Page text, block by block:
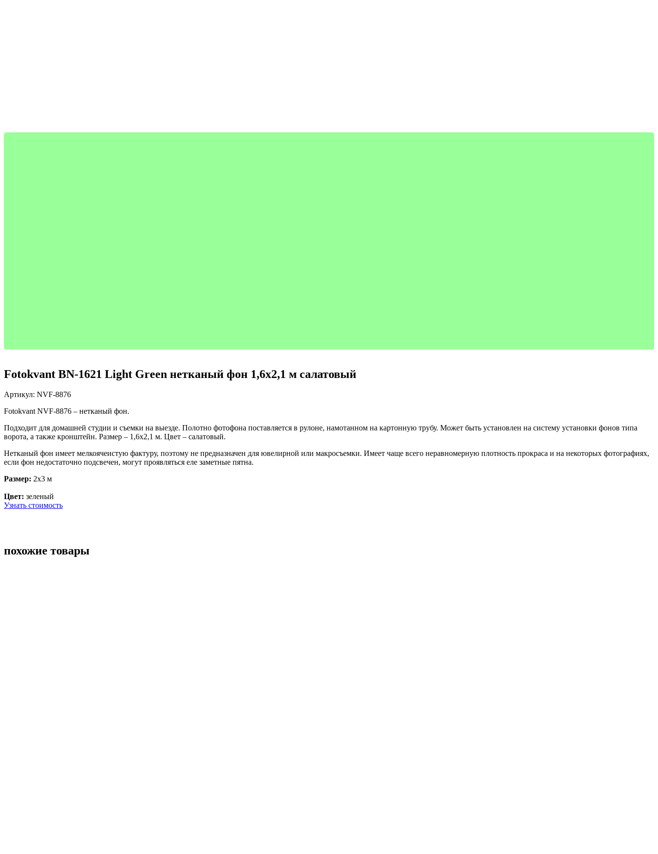
Fotokvant BN-1621 Light Green нетканый фон 1,6х2,1 м салатовый
Артикул: NVF-8876
Fotokvant NVF-8876 – нетканый фон.
Подходит для домашней студии и съемки на выезде. Полотно фотофона поставляется в рулоне, намотанном на картонную трубу. Может быть установлен на систему установки фонов типа
ворота, а также кронштейн. Размер – 1,6х2,1 м. Цвет – салатовый.
Нетканый фон имеет мелкоячеистую фактуру, поэтому не предназначен для ювелирной или макросъемки. Имеет чаще всего неравномерную плотность прокраса и на некоторых фотографиях,
если фон недостаточно подсвечен, могут проявляться еле заметные пятна.
Размер: 2x3 м
Цвет: зеленый
Узнать стоимость
похожие товары